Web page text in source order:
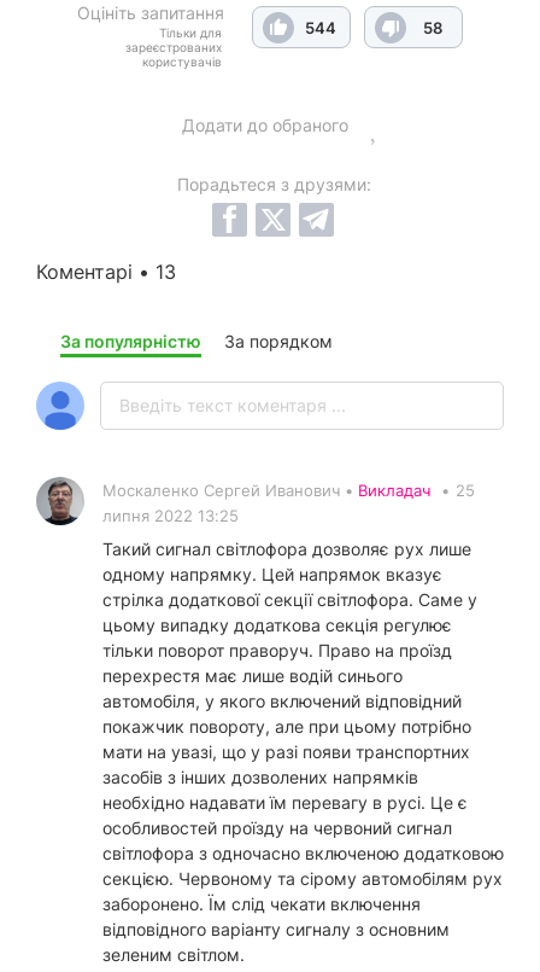
Оцініть запитання
Тільки для
зареєстрованих
користувачів
544 58
Додати до обраного
Порадьтеся з друзями:
Коментарі • 13
За популярністю За порядком
Москаленко Сергей Иванович • Викладач • 25
липня 2022 13:25
Такий сигнал світлофора дозволяє рух лише
одному напрямку. Цей напрямок вказує
стрілка додаткової секції світлофора. Саме у
цьому випадку додаткова секція регулює
тільки поворот праворуч. Право на проїзд
перехрестя має лише водій синього
автомобіля, у якого включений відповідний
покажчик повороту, але при цьому потрібно
мати на увазі, що у разі появи транспортних
засобів з інших дозволених напрямків
необхідно надавати їм перевагу в русі. Це є
особливостей проїзду на червоний сигнал
світлофора з одночасно включеною додатковою
секцією. Червоному та сірому автомобілям рух
заборонено. Їм слід чекати включення
відповідного варіанту сигналу з основним
зеленим світлом.